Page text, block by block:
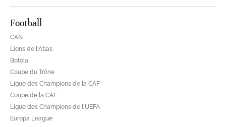
Football
CAN
Lions de l'Atlas
Botola
Coupe du Trône
Ligue des Champions de la CAF
Coupe de la CAF
Ligue des Champions de l'UEFA
Europa League